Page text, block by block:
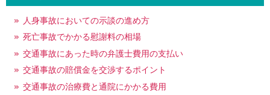
人身事故においての示談の進め方
死亡事故でかかる慰謝料の相場
交通事故にあった時の弁護士費用の支払い
交通事故の賠償金を交渉するポイント
交通事故の治療費と通院にかかる費用